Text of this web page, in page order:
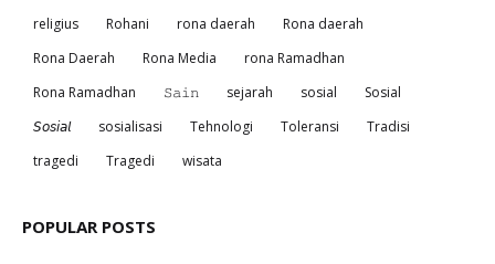
religius
Rohani rona daerah
Rona daerah
Rona Daerah
Rona Media
rona Ramadhan
Rona Ramadhan
𝚂𝚊𝚒𝚗 sejarah sosial
Sosial
𝘚𝘰𝘴𝘪𝘢𝘭
sosialisasi Tehnologi Toleransi
Tradisi
tragedi
Tragedi wisata
POPULAR POSTS